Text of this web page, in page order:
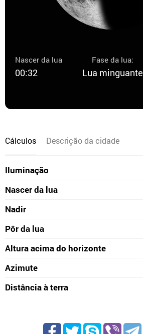
Nascer da lua
00:32
Fase da lua:
Lua minguante
Cálculos Descrição da cidade
Iluminação
Nascer da lua
Nadir
Pôr da lua
Altura acima do horizonte
Azimute
Distância à terra